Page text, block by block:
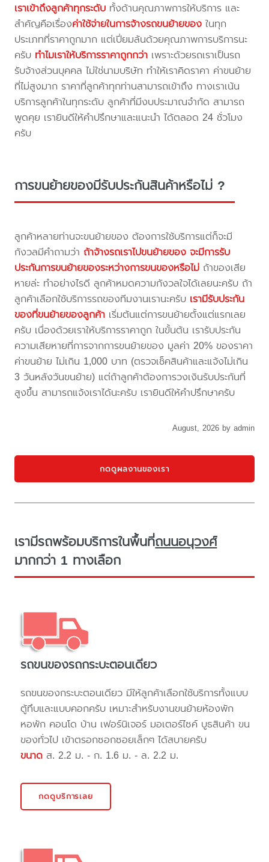
เราเข้าถึงลูกค้าทุกระดับ ทั้งด้านคุณภาพการให้บริการ และ
สำคัญคือเรื่องค่าใช้จ่ายในการจ้างรถขนย้ายของ ในทุก
ประเภทที่ราคาถูกมาก แต่เปี่ยมล้นด้วยคุณภาพการบริการนะ
ครับ ทำไมเราให้บริการราคาถูกกว่า เพราะด้วยรถเราเป็นรถ
รับจ้างส่วนบุคคล ไม่ใช่นามบริษัท ทำให้เราคิดราคา ค่าขนย้าย
ที่ไม่สูงมาก ราคาที่ลูกค้าทุกท่านสามารถเข้าถึง ทางเราเน้น
บริการลูกค้าในทุกระดับ ลูกค้าที่มีงบประมาณจำกัด สามารถ
พูดคุย เรายินดีให้คำปรึกษาและแนะนำ ได้ตลอด 24 ชั่วโมง
ครับ
การขนย้ายของมีรับประกันสินค้าหรือไม่ ?
ลูกค้าหลายท่านจะขนย้ายของ ต้องการใช้บริการแต่ก็จะมี
กังวลมีคำถามว่า ถ้าจ้างรถเราไปขนย้ายของ จะมีการรับ
ประกันการขนย้ายของระหว่างการขนของหรือไม่ ถ้าของเสีย
หายล่ะ ทำอย่างไรดี ลูกค้าหมดความกังวลใจได้เลยนะครับ ถ้า
ลูกค้าเลือกใช้บริการรถของทีมงานเรานะครับ เรามีรับประกัน
ของที่ขนย้ายของลูกค้า เริ่มต้นแต่การขนย้ายตั้งแต่แรกเลย
ครับ เนื่องด้วยเราให้บริการราคาถูก ในขั้นต้น เรารับประกัน
ความเสียหายที่การจากการขนย้ายของ มูลค่า 20% ของราคา
ค่าขนย้าย ไม่เกิน 1,000 บาท (ตรวจเช็คสินค้าและแจ้งไม่เกิน
3 วันหลังวันขนย้าย) แต่ถ้าลูกค้าต้องการวงเงินรับประกันที่
สูงขึ้น สามารถแจ้งเราได้นะครับ เรายินดีให้คำปรึกษาครับ
August, 2026 by admin
กดดูผลงานของเรา
เรามีรถพร้อมบริการในพื้นที่ถนนอนุวงศ์
มากกว่า 1 ทางเลือก
รถขนของรถกระบะตอนเดียว
รถขนของกระบะตอนเดียว มีให้ลูกค้าเลือกใช้บริการทั้งแบบ
ตู้ทึบและแบบคอกครับ เหมาะสำหรับงานขนย้ายห้องพัก
หอพัก คอนโด บ้าน เฟอร์นิเจอร์ มอเตอร์ไซค์ บูธสินค้า ขน
ของทั่วไป เข้าตรอกซอกซอยเล็กๆ ได้สบายครับ
ขนาด ส. 2.2 ม. - ก. 1.6 ม. - ล. 2.2 ม.
กดดูบริการเลย